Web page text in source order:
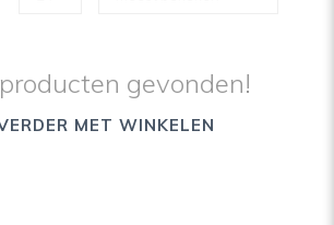
gevonden!
MET WINKELEN